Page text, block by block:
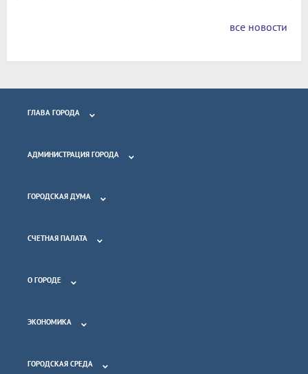
все новости
ГЛАВА ГОРОДА
АДМИНИСТРАЦИЯ ГОРОДА
ГОРОДСКАЯ ДУМА
СЧЕТНАЯ ПАЛАТА
О ГОРОДЕ
ЭКОНОМИКА
ГОРОДСКАЯ СРЕДА